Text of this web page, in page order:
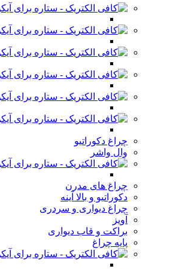
چراغ دکوراتیو
وال واشر
چراغ های مدرن
دکوراتیو و بالا آینه
چراغ دیواری و سردری
آویز
براکت و قاب دیواری
پایه چراغ